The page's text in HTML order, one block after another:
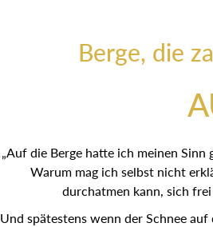
Berge, die
„Auf die Berge hatte ich meinen Sinn
Warum mag ich selbst nicht
durchatmen kann, sich
Und spätestens wenn der Schnee